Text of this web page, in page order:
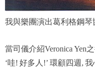
我與樂團演出葛利格鋼琴
當司儀介紹Veronica Yen
‘哇! 好多人 !’ 環顧四週, 我